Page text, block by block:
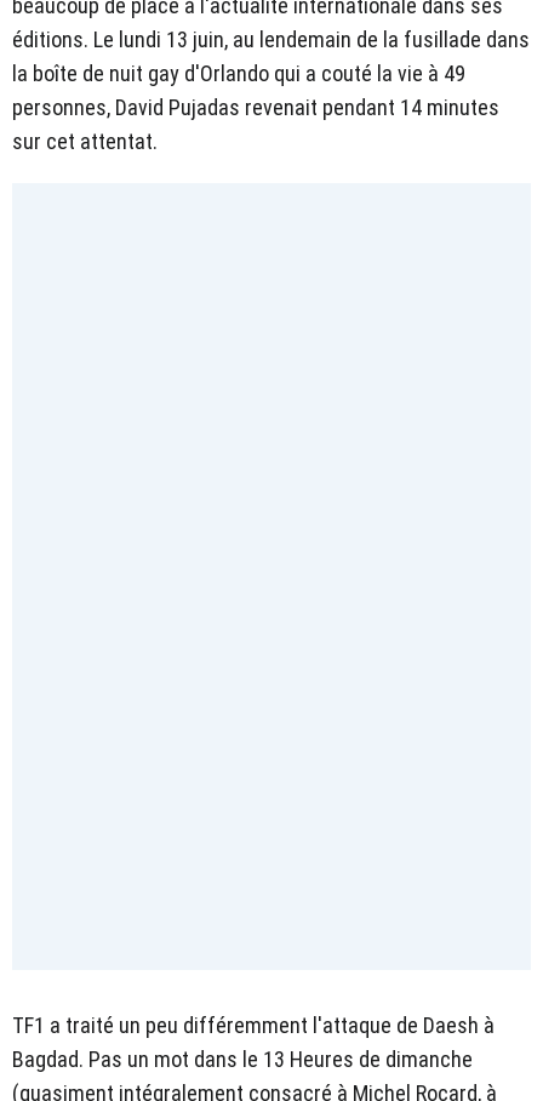
beaucoup de place à l'actualité internationale dans ses
éditions. Le lundi 13 juin, au lendemain de la fusillade dans
la boîte de nuit gay d'Orlando qui a couté la vie à 49
personnes, David Pujadas revenait pendant 14 minutes
sur cet attentat.
TF1 a traité un peu différemment l'attaque de Daesh à
Bagdad. Pas un mot dans le 13 Heures de dimanche
(quasiment intégralement consacré à Michel Rocard, à